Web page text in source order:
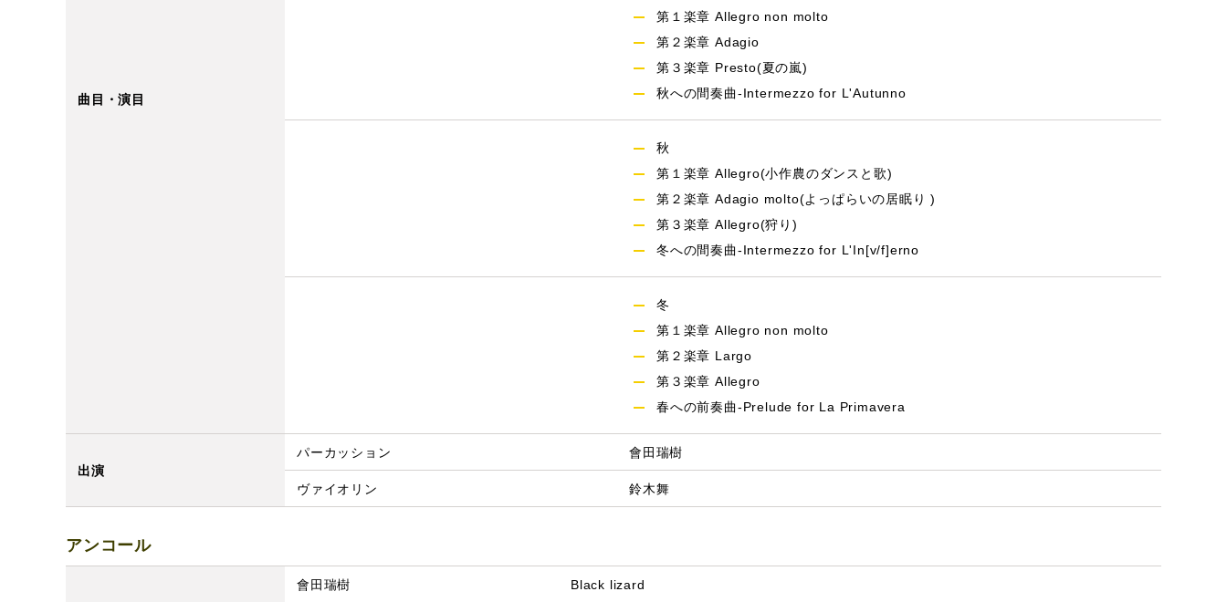
曲目・演目
第１楽章 Allegro non molto
第２楽章 Adagio
第３楽章 Presto(夏の嵐)
秋への間奏曲-Intermezzo for L'Autunno
秋
第１楽章 Allegro(小作農のダンスと歌)
第２楽章 Adagio molto(よっぱらいの居眠り )
第３楽章 Allegro(狩り)
冬への間奏曲-Intermezzo for L'In[v/f]erno
冬
第１楽章 Allegro non molto
第２楽章 Largo
第３楽章 Allegro
春への前奏曲-Prelude for La Primavera
出演
パーカッション 會田瑞樹
ヴァイオリン 鈴木舞
アンコール
會田瑞樹 Black lizard